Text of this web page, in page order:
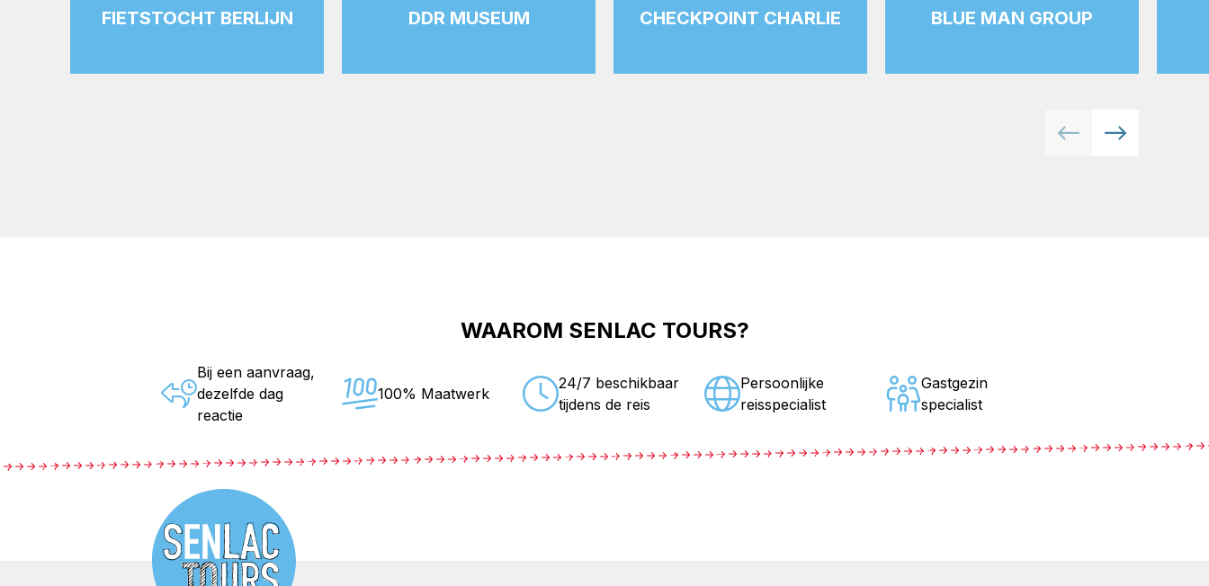
FIETSTOCHT BERLIJN DDR MUSEUM CHECKPOINT CHARLIE BLUE MAN GROUP
WAAROM SENLAC TOURS?
Bij een aanvraag,
dezelfde dag
reactie
100% Maatwerk
24/7 beschikbaar
tijdens de reis
Persoonlijke
reisspecialist
Gastgezin
specialist